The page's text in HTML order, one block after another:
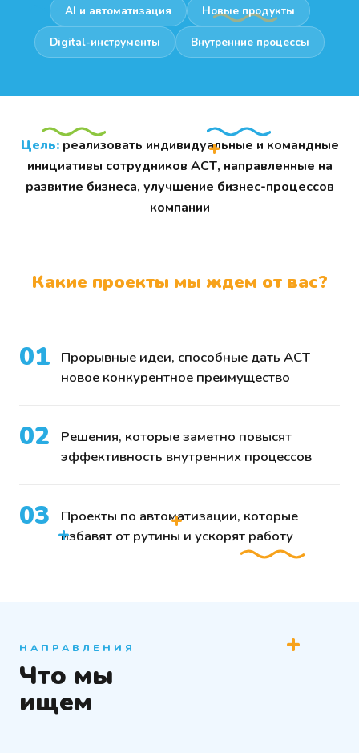
создаём этот путь — прозрачный, быстрый и
честный.
300+
участников в
прошлом
12
идей
запущено в
production
×3
год к году
Внутренние процессы
Эксперты из разных подразделений оценивают
идеи по трём критериям: impact для бизнеса,
Day перед топ-менеджментом.
AI и автоматизация Новые продукты
Digital-инструменты Внутренние процессы
+
+
+
Цель:реализовать индивидуальные и командные
инициативы сотрудников АСТ, направленные на
развитие бизнеса, улучшение бизнес-процессов
компании
Какие проекты мы ждем от вас?
01
Прорывные идеи, способные дать АСТ
новое конкурентное преимущество
02
Решения, которые заметно повысят
эффективность внутренних процессов
03
Проекты по автоматизации, которые
избавят от рутины и ускорят работу
+
НАПРАВЛЕНИЯ
Что мы
ищем